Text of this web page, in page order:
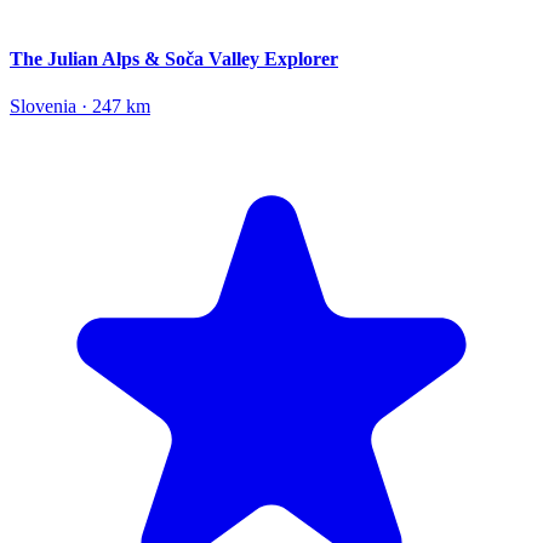
The Julian Alps & Soča Valley Explorer
Slovenia · 247 km